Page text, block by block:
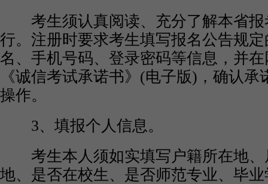
考生须认真阅读、充分了解本省报
行。注册时要求考生填写报名公告规
名、手机号码、登录密码等信息，并
《诚信考试承诺书》(电子版)，确认
操作。
3、填报个人信息。
考生本人须如实填写户籍所在地、
地、是否在校生、是否师范专业、毕